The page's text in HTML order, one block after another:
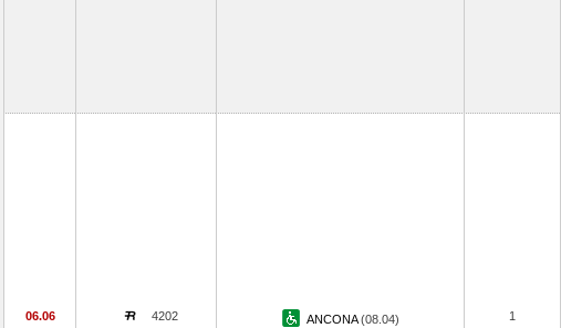
06.06 4202 ANCONA(08.04) 1